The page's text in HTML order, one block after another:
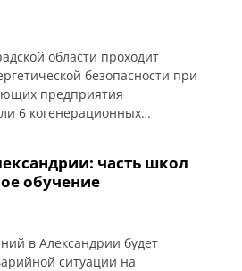
области проходит
безопасности при
предприятия
6 когенерационных
этапе завершения монтажа и
часть школ
обучение
в Александрии будет
ситуации на